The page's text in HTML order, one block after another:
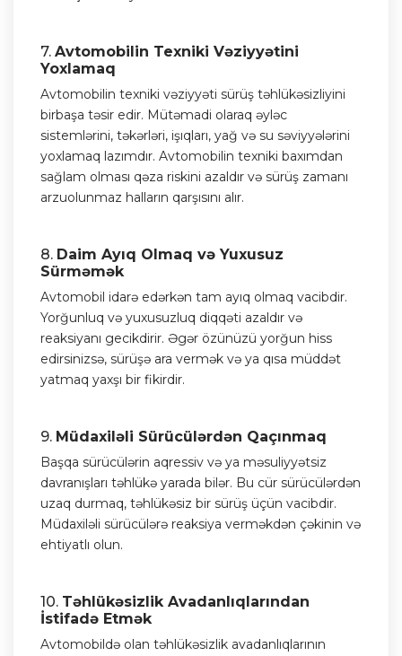
7. Avtomobilin Texniki Vəziyyətini
Yoxlamaq
Avtomobilin texniki vəziyyəti sürüş təhlükəsizliyini
birbaşa təsir edir. Mütəmadi olaraq əyləc
sistemlərini, təkərləri, işıqları, yağ və su səviyyələrini
yoxlamaq lazımdır. Avtomobilin texniki baxımdan
sağlam olması qəza riskini azaldır və sürüş zamanı
arzuolunmaz halların qarşısını alır.
8. Daim Ayıq Olmaq və Yuxusuz
Sürməmək
Avtomobil idarə edərkən tam ayıq olmaq vacibdir.
Yorğunluq və yuxusuzluq diqqəti azaldır və
reaksiyanı gecikdirir. Əgər özünüzü yorğun hiss
edirsinizsə, sürüşə ara vermək və ya qısa müddət
yatmaq yaxşı bir fikirdir.
9. Müdaxiləli Sürücülərdən Qaçınmaq
Başqa sürücülərin aqressiv və ya məsuliyyətsiz
davranışları təhlükə yarada bilər. Bu cür sürücülərdən
uzaq durmaq, təhlükəsiz bir sürüş üçün vacibdir.
Müdaxiləli sürücülərə reaksiya verməkdən çəkinin və
ehtiyatlı olun.
10. Təhlükəsizlik Avadanlıqlarından
İstifadə Etmək
Avtomobildə olan təhlükəsizlik avadanlıqlarının